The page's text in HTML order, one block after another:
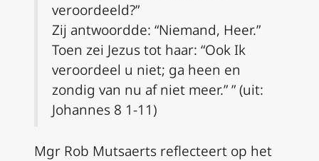
veroordeeld?”
Zij antwoordde: “Niemand, Heer.”
Toen zei Jezus tot haar: “Ook Ik
veroordeel u niet; ga heen en
zondig van nu af niet meer.” ” (uit:
Johannes 8 1-11)
Mgr Rob Mutsaerts reflecteert op het